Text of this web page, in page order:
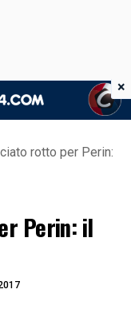
rotto per Perin:
Perin: il
×